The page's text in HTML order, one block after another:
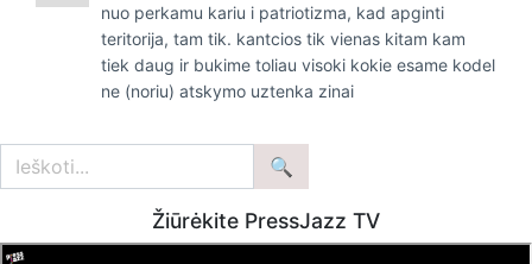
nuo perkamu kariu i patriotizma, kad apginti
teritorija, tam tik. kantcios tik vienas kitam kam
tiek daug ir bukime toliau visoki kokie esame kodel
ne (noriu) atskymo uztenka zinai
Žiūrėkite PressJazz TV